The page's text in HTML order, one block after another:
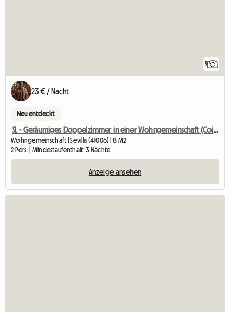
9
23 € / Nacht
Neu entdeckt
SL - Geräumiges Doppelzimmer in einer Wohngemeinschaft (Coimbra)
Wohngemeinschaft | Sevilla (41006) | 8 M2
2 Pers. | Mindestaufenthalt: 3 Nächte
Anzeige ansehen